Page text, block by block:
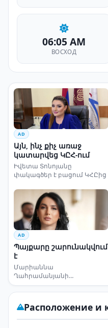
06:05 AM
ВОСХОД
AD
Այն, ինչ քիչ առաջ
կատարվեց ԿԸՀ-ում
Իվետա Տոնոյանը
փակագծեր է բացում ԿՀԸից
AD
Պայքարը շարունակվում
է
Մարիաննա
Ղահրամանյանի
սենսացիոն կոչը
Расположение и